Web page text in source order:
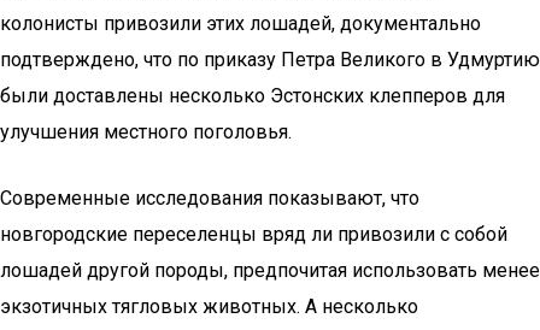
колонисты привозили этих лошадей, документально
подтверждено, что по приказу Петра Великого в Удмуртию
были доставлены несколько Эстонских клепперов для
улучшения местного поголовья.
Современные исследования показывают, что
новгородские переселенцы вряд ли привозили с собой
лошадей другой породы, предпочитая использовать менее
экзотичных тягловых животных. А несколько